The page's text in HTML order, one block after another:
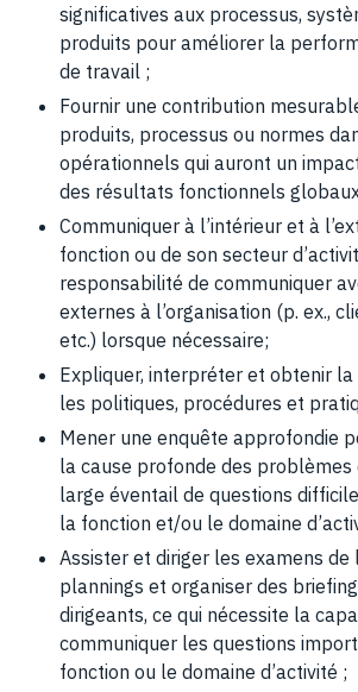
significatives aux processus,
produits pour améliorer la
de travail ;
Fournir une contribution
produits, processus ou normes
opérationnels qui auront un
des résultats fonctionnels
Communiquer à l’intérieur et à
fonction ou de son secteur
responsabilité de communiquer
externes à l’organisation (p. ex.,
etc.) lorsque nécessaire;
Expliquer, interpréter et obtenir
les politiques, procédures et
Mener une enquête approfondie
la cause profonde des problèmes
large éventail de questions
la fonction et/ou le domaine
Assister et diriger les examens de
plannings et organiser des
dirigeants, ce qui nécessite la
communiquer les questions
fonction ou le domaine d’activité ;